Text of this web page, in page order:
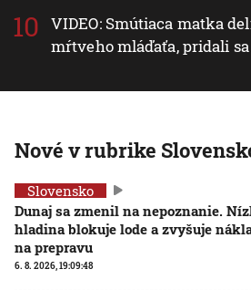
VIDEO: Smútiaca matka
mŕtveho mláďaťa, pridali
Nové v rubrike
Slovensko
Dunaj sa zmenil na nepoznanie.
hladina blokuje lode a zvyšuje
na prepravu
6. 8. 2026, 19:09:48